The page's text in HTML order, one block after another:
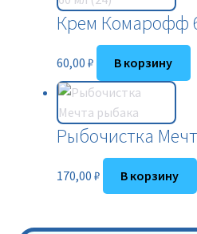
Крем Комарофф
60,00 ₽ В корзину
Рыбочистка
170,00 ₽ В корзину